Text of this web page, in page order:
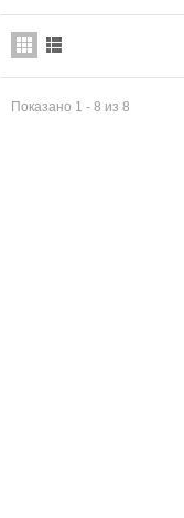
Показано 1 - 8 из 8